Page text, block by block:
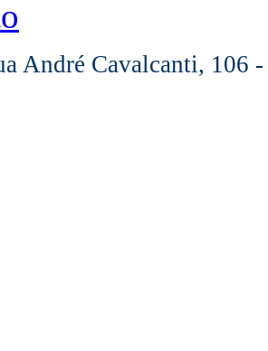
André Cavalcanti, 106